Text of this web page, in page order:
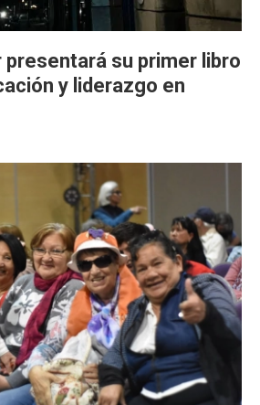
presentará su primer libro
y liderazgo en